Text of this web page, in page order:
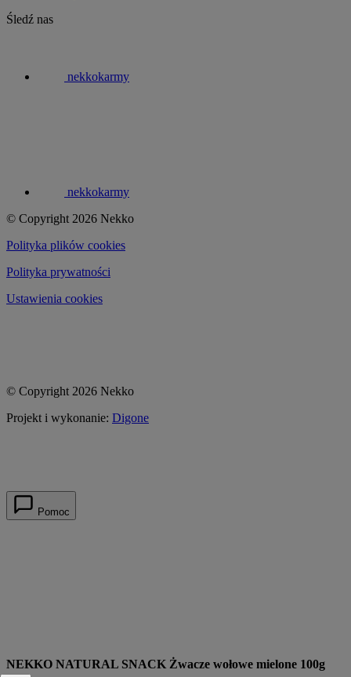
Śledź nas
nekkokarmy
nekkokarmy
© Copyright 2026 Nekko
Polityka plików cookies
Polityka prywatności
Ustawienia cookies
© Copyright 2026 Nekko
Projekt i wykonanie: Digone
Pomoc
NEKKO NATURAL SNACK Żwacze wołowe mielone 100g